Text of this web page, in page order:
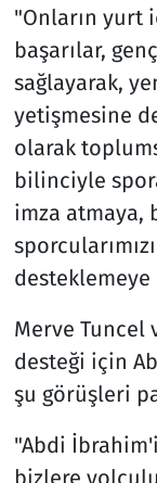
"Onların yurt
başarılar,
sağlayarak,
yetişmesine
olarak
bilinciyle
imza atmaya,
desteklemeye
Merve Tuncel
desteği için
şu görüşleri
"Abdi
bizlere